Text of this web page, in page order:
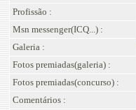
Profissão :
Msn messenger(ICQ...) :
Galeria :
Fotos premiadas(galeria) :
Fotos premiadas(concurso) :
Comentários :